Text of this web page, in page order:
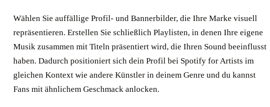
Wählen Sie auffällige Profil- und Bannerbilder, die Ihre Marke visuell
repräsentieren. Erstellen Sie schließlich Playlisten, in denen Ihre eigene
Musik zusammen mit Titeln präsentiert wird, die Ihren Sound beeinflusst
haben. Dadurch positioniert sich dein Profil bei Spotify for Artists im
gleichen Kontext wie andere Künstler in deinem Genre und du kannst
Fans mit ähnlichem Geschmack anlocken.